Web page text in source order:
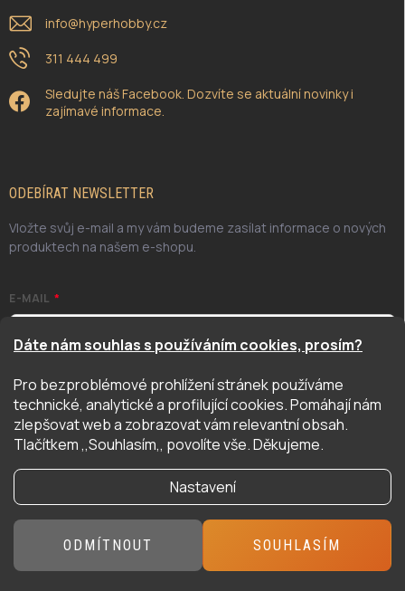
Dáte nám souhlas s používáním cookies, prosím?
Pro bezproblémové prohlížení stránek používáme
technické, analytické a profilující cookies. Pomáhají nám
zlepšovat web a zobrazovat vám relevantní obsah.
Tlačítkem ,,Souhlasím,, povolíte vše. Děkujeme.
Nastavení
ODMÍTNOUT SOUHLASÍM
info@hyperhobby.cz
311 444 499
Sledujte náš Facebook. Dozvíte se aktuální novinky i
zajímavé informace.
ODEBÍRAT NEWSLETTER
Vložte svůj e-mail a my vám budeme zasílat informace o nových
produktech na našem e-shopu.
E-MAIL
Odesláním potvrzuji, že jsem se seznámil/a se zásadami
ochrany osobních údajů. Úplné znění naleznetezde
PŘIHLÁSIT SE
Vytvořil Shoptet
Copyright 2026Hyper Hobby . Všechna práva vyhrazena.